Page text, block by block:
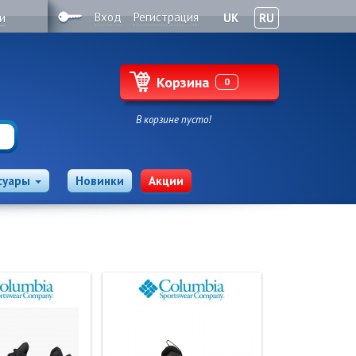
Вход Регистрация UK RU
Корзина 0
В корзине пусто!
Новинки Акции